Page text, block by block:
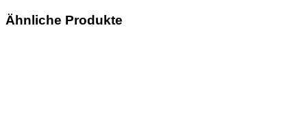
Ähnliche Produkte